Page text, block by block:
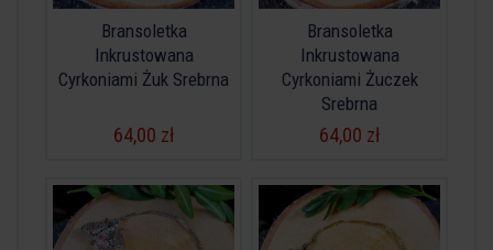
Bransoletka
Inkrustowana
Cyrkoniami Żuk Srebrna
64,00 zł
Bransoletka
Inkrustowana
Cyrkoniami Żuczek
Srebrna
64,00 zł